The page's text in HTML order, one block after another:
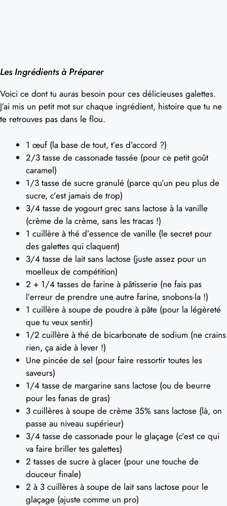
Les Ingrédients à Préparer
Voici ce dont tu auras besoin pour ces délicieuses galettes.
J’ai mis un petit mot sur chaque ingrédient, histoire que tu ne
te retrouves pas dans le flou.
1 œuf (la base de tout, t’es d’accord ?)
2/3 tasse de cassonade tassée (pour ce petit goût
caramel)
1/3 tasse de sucre granulé (parce qu’un peu plus de
sucre, c’est jamais de trop)
3/4 tasse de yogourt grec sans lactose à la vanille
(crème de la crème, sans les tracas !)
1 cuillère à thé d’essence de vanille (le secret pour
des galettes qui claquent)
3/4 tasse de lait sans lactose (juste assez pour un
moelleux de compétition)
2 + 1/4 tasses de farine à pâtisserie (ne fais pas
l’erreur de prendre une autre farine, snobons-la !)
1 cuillère à soupe de poudre à pâte (pour la légèreté
que tu veux sentir)
1/2 cuillère à thé de bicarbonate de sodium (ne crains
rien, ça aide à lever !)
Une pincée de sel (pour faire ressortir toutes les
saveurs)
1/4 tasse de margarine sans lactose (ou de beurre
pour les fanas de gras)
3 cuillères à soupe de crème 35% sans lactose (là, on
passe au niveau supérieur)
3/4 tasse de cassonade pour le glaçage (c’est ce qui
va faire briller tes galettes)
2 tasses de sucre à glacer (pour une touche de
douceur finale)
2 à 3 cuillères à soupe de lait sans lactose pour le
glaçage (ajuste comme un pro)